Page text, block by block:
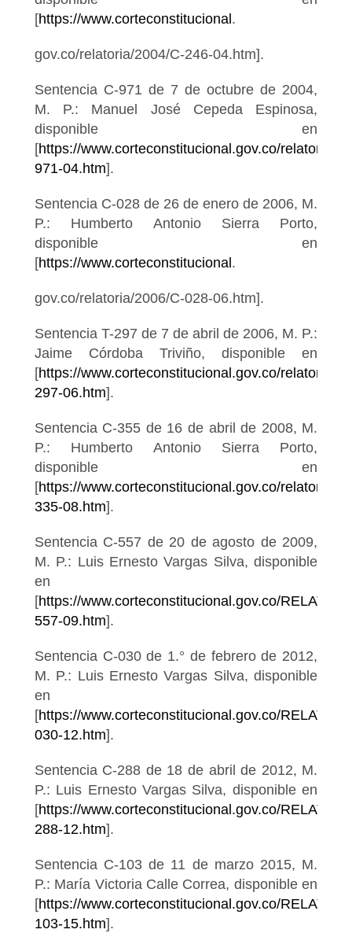
[https://www.corteconstitucional .
gov.co/relatoria/2004/C-246-04.htm].
Sentencia C-971 de 7 de octubre de 2004,
M. P.: Manuel José Cepeda Espinosa,
disponible en
[https://www.corteconstitucional.gov.co/relatoria/
971-04.htm].
Sentencia C-028 de 26 de enero de 2006, M.
P.: Humberto Antonio Sierra Porto,
disponible en
[https://www.corteconstitucional .
gov.co/relatoria/2006/C-028-06.htm].
Sentencia T-297 de 7 de abril de 2006, M. P.:
Jaime Córdoba Triviño, disponible en
[https://www.corteconstitucional.gov.co/relatoria/
297-06.htm].
Sentencia C-355 de 16 de abril de 2008, M.
P.: Humberto Antonio Sierra Porto,
disponible en
[https://www.corteconstitucional.gov.co/relatoria/
335-08.htm].
Sentencia C-557 de 20 de agosto de 2009,
M. P.: Luis Ernesto Vargas Silva, disponible
en
[https://www.corteconstitucional.gov.co/
557-09.htm].
Sentencia C-030 de 1.° de febrero de 2012,
M. P.: Luis Ernesto Vargas Silva, disponible
en
[https://www.corteconstitucional.gov.co/
030-12.htm].
Sentencia C-288 de 18 de abril de 2012, M.
P.: Luis Ernesto Vargas Silva, disponible en
[https://www.corteconstitucional.gov.co/
288-12.htm].
Sentencia C-103 de 11 de marzo 2015, M.
P.: María Victoria Calle Correa, disponible en
[https://www.corteconstitucional.gov.co/
103-15.htm].